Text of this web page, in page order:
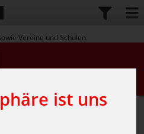
ist uns
Vereine und Schulen.
/ Hotel» Schürzen